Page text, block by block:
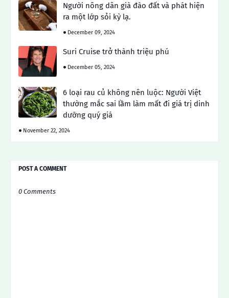
Người nông dân già đào đất và phát hiện
ra một lớp sỏi kỳ lạ.
December 09, 2024
Suri Cruise trở thành triệu phú
December 05, 2024
6 loại rau củ không nên luộc: Người Việt
thường mắc sai lầm làm mất đi giá trị dinh
dưỡng quý giá
November 22, 2024
POST A COMMENT
0 Comments